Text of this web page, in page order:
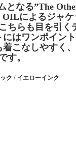
となる”The
によるジャ
ちらも目を引
はワンポイン
こなしやすく
す。
ク / イエローインク